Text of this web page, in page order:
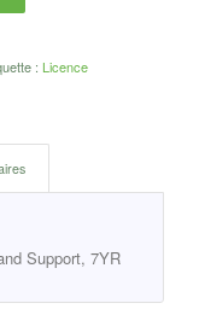
: Licence
Support, 7YR